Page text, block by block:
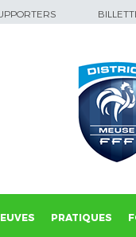
PRATIQUES